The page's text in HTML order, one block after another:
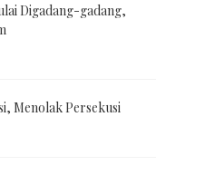
Digadang-gadang,
Menolak Persekusi